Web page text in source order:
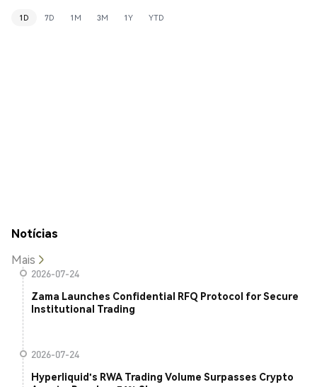
1D 7D 1M 3M 1Y YTD
Notícias
Mais
2026-07-24
Zama Launches Confidential RFQ Protocol for Secure
Institutional Trading
2026-07-24
Hyperliquid's RWA Trading Volume Surpasses Crypto